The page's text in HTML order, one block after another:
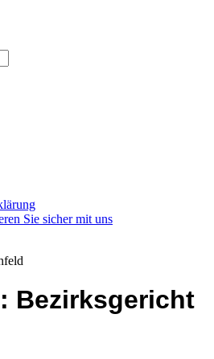
Dritten Gewalt
Sie sicher mit uns
Bezirksgericht